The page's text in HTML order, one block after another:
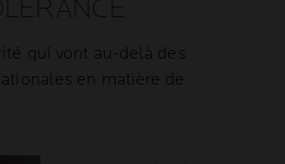
qui vont au-delà des
en matière de